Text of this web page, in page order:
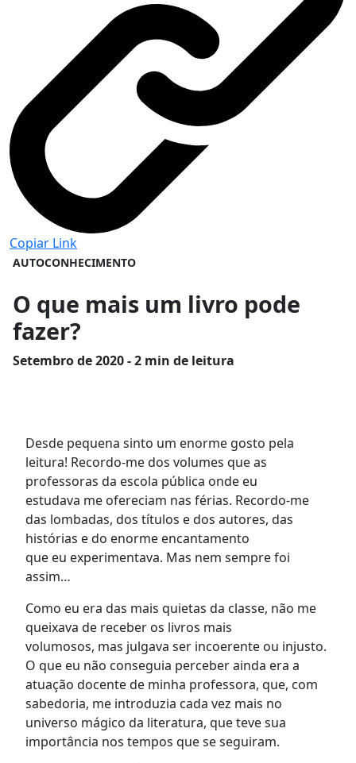
Copiar Link
AUTOCONHECIMENTO
O que mais um livro pode
fazer?
Setembrode 2020 - 2 min de leitura
Desde pequena sinto um enorme gosto pela
leitura! Recordo-me dos volumes queas
professoras da escola pública onde eu
estudava me ofereciam nas férias. Recordo-me
das lombadas, dos títulos e dos autores, das
histórias edo enorme encantamento
que eu experimentava. Mas nem sempre foi
assim…
Como eu era das mais quietas da classe, não me
queixava de receber os livros mais
volumosos, mas julgava ser incoerente ou injusto.
O que eu não conseguia perceber ainda era a
atuação docentede minha professora, que, com
sabedoria, me introduzia cada vez mais no
universo mágico da literatura, que teve sua
importância nos tempos que se seguiram.